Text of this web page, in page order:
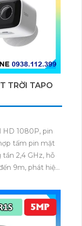
TRỜI TAPO
HD 1080P, pin
tấm pin mặt
2,4 GHz, hỗ
9m, phát hiện